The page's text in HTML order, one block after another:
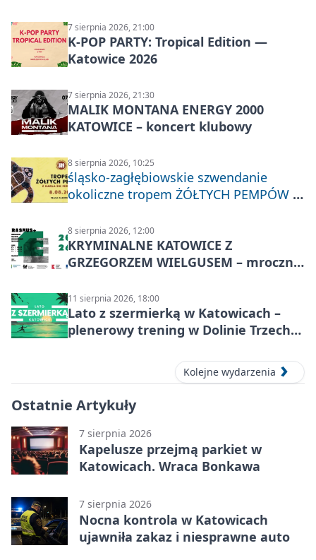
7 sierpnia 2026, 21:00
K-POP PARTY: Tropical Edition —
Katowice 2026
7 sierpnia 2026, 21:30
MALIK MONTANA ENERGY 2000
KATOWICE – koncert klubowy
8 sierpnia 2026, 10:25
śląsko-zagłębiowskie szwendanie
okoliczne tropem ŻÓŁTYCH PEMPÓW z
8 sierpnia 2026, 12:00
KRYMINALNE KATOWICE Z
GRZEGORZEM WIELGUSEM – mroczne
11 sierpnia 2026, 18:00
Lato z szermierką w Katowicach –
plenerowy trening w Dolinie Trzech
Kolejne wydarzenia
Ostatnie Artykuły
7 sierpnia 2026
Kapelusze przejmą parkiet w
Katowicach. Wraca Bonkawa
7 sierpnia 2026
Nocna kontrola w Katowicach
ujawniła zakaz i niesprawne auto